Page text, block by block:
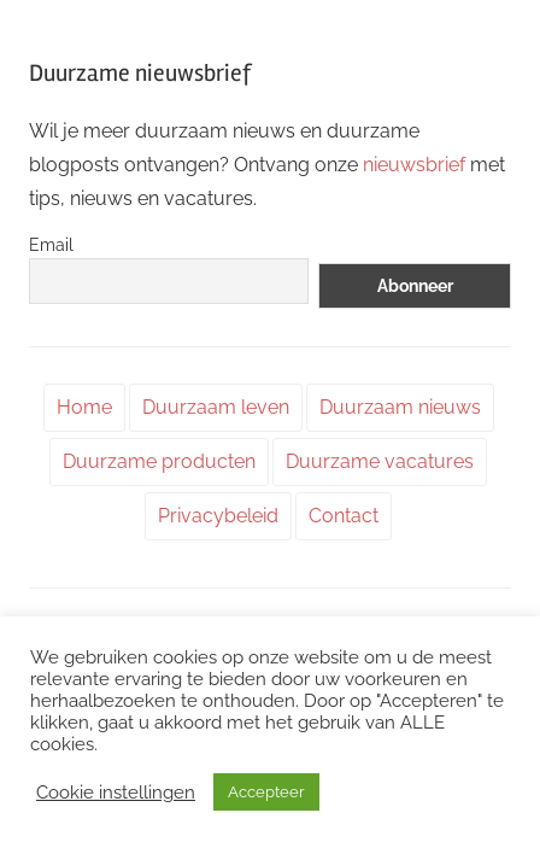
Duurzame nieuwsbrief
Wil je meer duurzaam nieuws en duurzame
blogposts ontvangen? Ontvang onze nieuwsbriefmet
tips, nieuws en vacatures.
Email
Home Duurzaam leven Duurzaam nieuws
Duurzame producten Duurzame vacatures
Privacybeleid Contact
Instagram|Facebook| LinkedIn |Twitter
interessant:CO2 uitstoot Duurzame vacatures
Echt groene stroom
We gebruiken cookies op onze website om u de meest
relevante ervaring te bieden door uw voorkeuren en
herhaalbezoeken te onthouden. Door op "Accepteren" te
klikken, gaat u akkoord met het gebruik van ALLE
cookies.
Cookie instellingen Accepteer